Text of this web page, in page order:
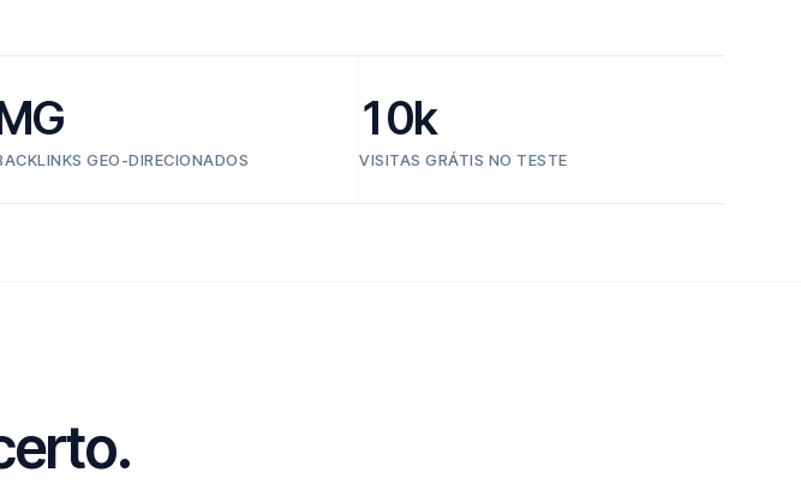
GEO-DIRECIONADOS
10k
VISITAS GRÁTIS NO TESTE